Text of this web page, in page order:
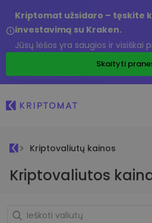
Kriptomat užsidaro – tęskite
investavimą su Kraken.
Jūsų lėšos yra saugios ir visiškai
Skaityti
Kriptovaliutų kainos
Kriptovaliutos